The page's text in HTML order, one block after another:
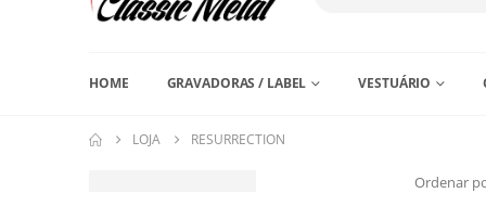
HOME GRAVADORAS / LABEL VESTUÁRIO
LOJA RESURRECTION
Ordenar